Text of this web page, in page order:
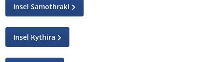
Insel Samothraki
Insel Kythira